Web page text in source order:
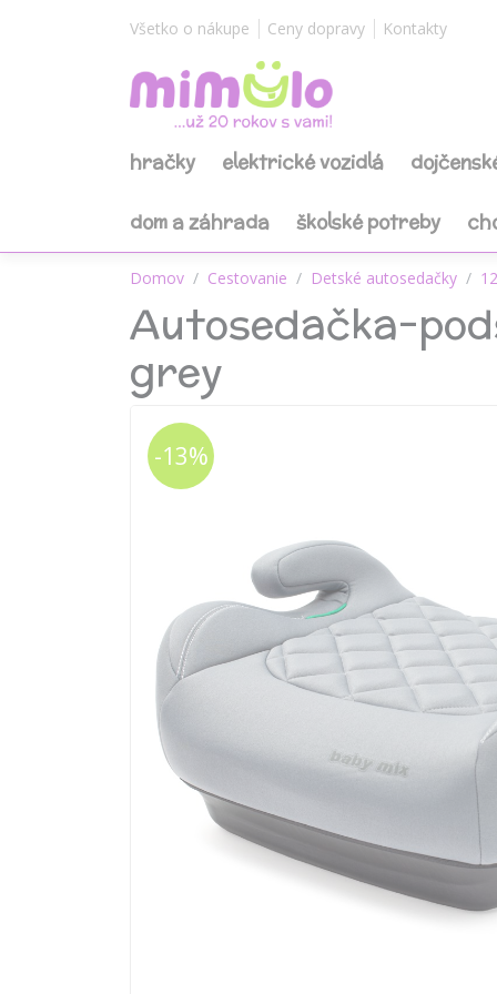
Všetko o nákupe Ceny dopravy Kontakty
hračky elektrické vozidlá
dom a záhrada školské potreby
Domov Cestovanie Detské autosedačky
Autosedačka-
grey
-13%